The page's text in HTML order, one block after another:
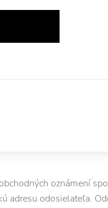
oznámení
adresu odosielateľa.